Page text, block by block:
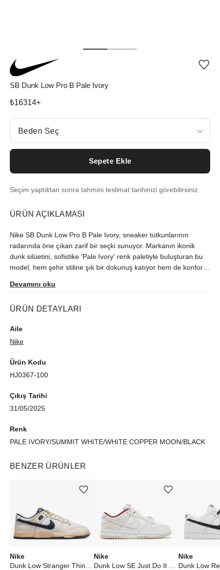
SB Dunk Low Pro B Pale Ivory
₺16314+
Beden Seç
Beden Seç
Sepete Ekle
Seçim yaptıktan sonra tahmini teslimat tarihinizi görebilirsiniz.
ÜRÜN AÇIKLAMASI
Nike SB Dunk Low Pro B Pale Ivory, sneaker tutkunlarının
radarında öne çıkan zarif bir seçki sunuyor. Markanın ikonik
dunk silüetini, sofistike 'Pale Ivory' renk paletiyle buluşturan bu
model, hem şehir stiline şık bir dokunuş katıyor hem de konforlu
detayları ile nike kalitesini yansıtan Nike SB Dunk Low Pro B,
arasında yer alıyor.
Devamını oku
ÜRÜN DETAYLARI
Aile
Nike
Ürün Kodu
HJ0367-100
Çıkış Tarihi
31/05/2025
Renk
PALE IVORY/SUMMIT WHITE/WHITE COPPER MOON/BLACK
BENZER ÜRÜNLER
Nike
Ürünü istek listesine ekle veya listeden çıkar
Nike
Ürünü istek listesine ekle veya listeden çıkar
Nike
Dunk Low